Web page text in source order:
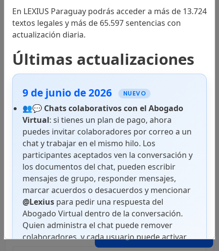
Abogado Virtual
En LEXIUS Paraguay podrás acceder a más de 13.724
textos legales y más de 65.597 sentencias con
actualización diaria.
Últimas actualizaciones
9 de junio de 2026 NUEVO
👥💬 Chats colaborativos con el Abogado
Virtual: si tienes un plan de pago, ahora
puedes invitar colaboradores por correo a un
chat y trabajar en el mismo hilo. Los
participantes aceptados ven la conversación y
los documentos del chat, pueden escribir
mensajes de grupo, responder mensajes,
marcar acuerdos o desacuerdos y mencionar
@Lexius para pedir una respuesta del
Abogado Virtual dentro de la conversación.
Quien administra el chat puede remover
colaboradores, y cada usuario puede activar
notificaciones push en superficies
Leyes
Jurisprudencia
Sala Constitucional
Sala Civil